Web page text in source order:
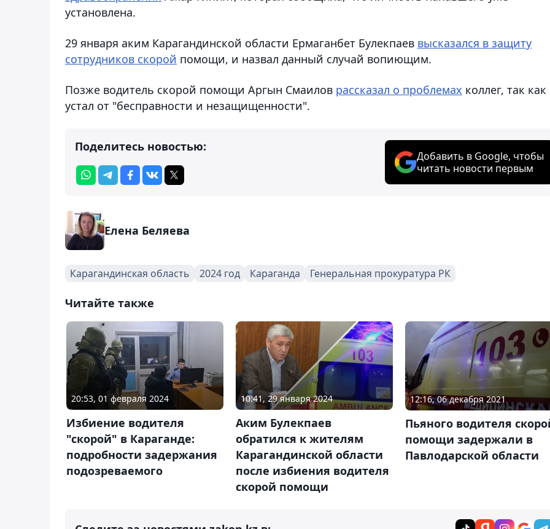
установлена.
29 января аким Карагандинской области Ермаганбет Булекпаев высказался в защиту
сотрудников скорой помощи, и назвал данный случай вопиющим.
Позже водитель скорой помощи Аргын Смаилов рассказал о проблемах коллег, так как
устал от "бесправности и незащищенности".
Поделитесь новостью:
Добавить в Google, чтобы
читать новости первым
Елена Беляева
Карагандинская область 2024 год Караганда Генеральная прокуратура РК
Читайте также
20:53, 01 февраля 2024
Избиение водителя
"скорой" в Караганде:
подробности задержания
подозреваемого
10:41, 29 января 2024
Аким Булекпаев
обратился к жителям
Карагандинской области
после избиения водителя
скорой помощи
12:16, 06 декабря 2021
Пьяного водителя
помощи задержали в
Павлодарской области